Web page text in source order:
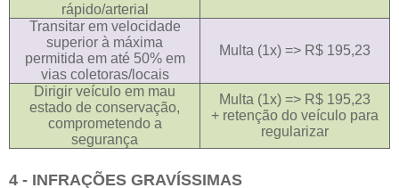
rápido/arterial
Transitar em velocidade
superior à máxima
permitida em até 50% em
vias coletoras/locais
Multa (1x) => R$ 195,23
Dirigir veículo em mau
estado de conservação,
comprometendo a
segurança
Multa (1x) => R$ 195,23
+ retenção do veículo para
regularizar
4 - INFRAÇÕES GRAVÍSSIMAS